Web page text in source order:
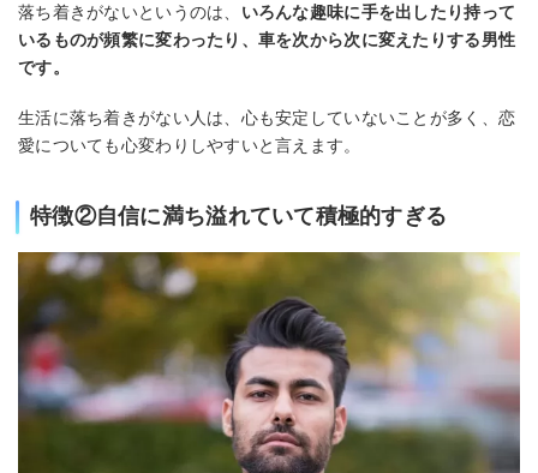
落ち着きがないというのは、 いろんな趣味に手を出したり持って
いるものが頻繁に変わったり、車を次から次に変えたりする男性
です。
生活に落ち着きがない人は、心も安定していないことが多く、恋
愛についても心変わりしやすいと言えます。
特徴②自信に満ち溢れていて積極的すぎる